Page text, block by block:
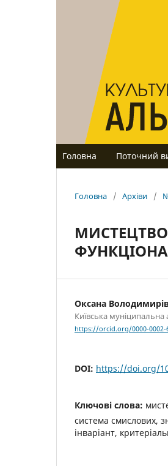
Головна Поточний
Головна / Архіви /
Оксана
Київська
https://orcid.org/0000-0002-
DOI: https://doi.org/
Ключові слова:
система смислових,
інваріант,